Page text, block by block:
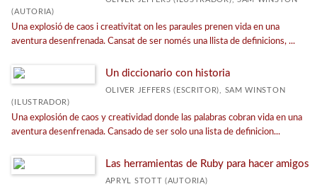
(AUTORIA)
Una explosió de caos i creativitat on les paraules prenen vida en una
aventura desenfrenada. Cansat de ser només una llista de definicions, ...
Un diccionario con historia
OLIVER JEFFERS (ESCRITOR), SAM WINSTON
(ILUSTRADOR)
Una explosión de caos y creatividad donde las palabras cobran vida en una
aventura desenfrenada. Cansado de ser solo una lista de definicion...
Las herramientas de Ruby para hacer amigos
APRYL STOTT (AUTORIA)